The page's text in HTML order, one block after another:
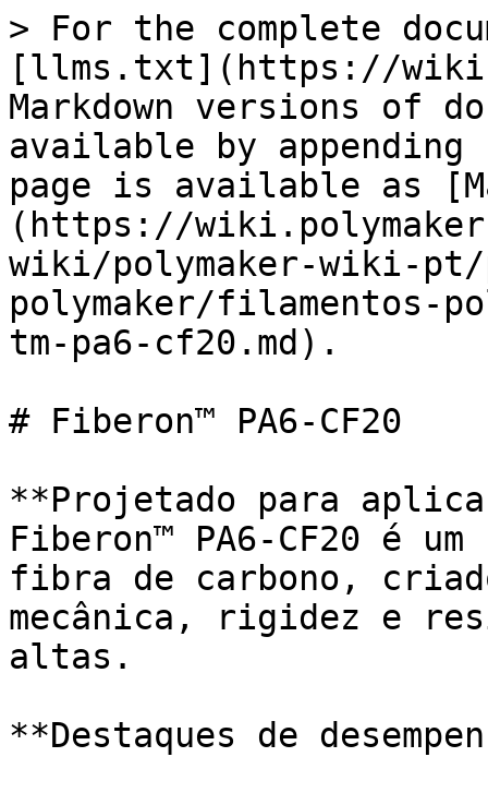
> For the complete
[llms.txt](https://
Markdown versions of
available by
page is available as
(https://
wiki/polymaker-wiki-pt/
polymaker/filamentos-
tm-pa6-cf20.md).
# Fiberon™ PA6-CF20
**Projetado para
Fiberon™ PA6-CF20 é
fibra de carbono,
mecânica, rigidez e
altas.
**Destaques de